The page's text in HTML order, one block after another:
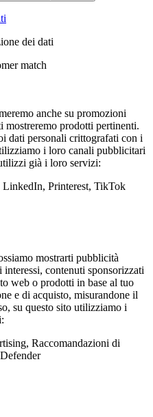
dei dati
match
anche su promozioni
mostreremo prodotti pertinenti.
dati personali crittografati con i
i loro canali pubblicitari
già i loro servizi:
Printerest, TikTok
mostrarti pubblicità
interessi, contenuti sponsorizzati
web o prodotti in base al tuo
e di acquisto, misurandone il
su questo sito utilizziamo i
Raccomandazioni di